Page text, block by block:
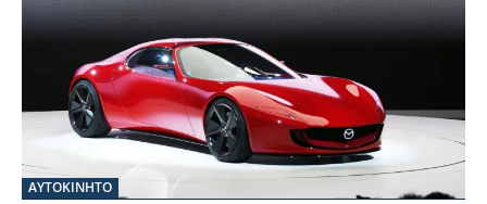
ΑΥΤΟΚΙΝΗΤΟ